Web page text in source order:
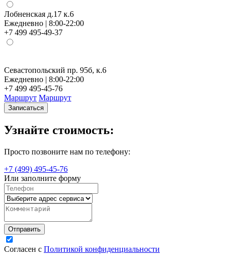
Лобненская д.17 к.6
Ежедневно | 8:00-22:00
+7 499 495-49-37
Севастопольский пр. 95б, к.6
Ежедневно | 8:00-22:00
+7 499 495-45-76
Маршрут Маршрут
Записаться
Узнайте стоимость:
Просто позвоните нам по телефону:
+7 (499) 495-45-76
Или заполните форму
Согласен с Политикой конфиденциальности